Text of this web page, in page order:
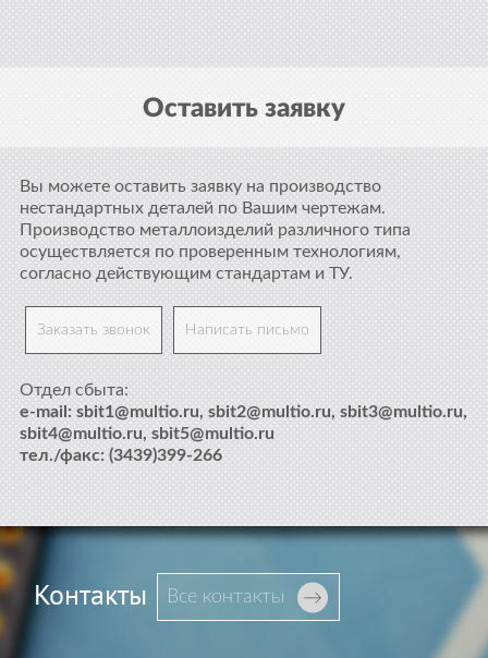
Оставить заявку
Вы можете оставить заявку на производство
нестандартных деталей по Вашим чертежам.
Производство металлоизделий различного типа
осуществляется по проверенным технологиям,
согласно действующим стандартам и ТУ.
Заказать звонок Написать письмо
Отдел сбыта:
e-mail: sbit1@multio.ru, sbit2@multio.ru, sbit3@multio.ru,
sbit4@multio.ru, sbit5@multio.ru
тел./факс: (3439)399-266
Контакты Все контакты